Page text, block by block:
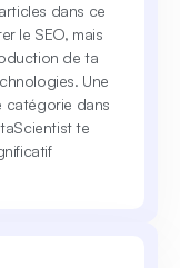
dans ce
le SEO, mais
de ta
Une
catégorie dans
te